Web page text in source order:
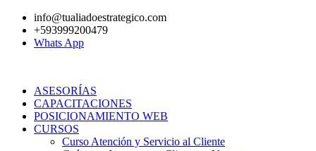
contenido
info@tualiadoestrategico.com
+593999200479
Whats App
ASESORÍAS
CAPACITACIONES
POSICIONAMIENTO WEB
CURSOS
Curso Atención y Servicio al Cliente